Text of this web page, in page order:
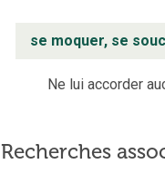
se moquer, se
Ne lui accorder
Recherches